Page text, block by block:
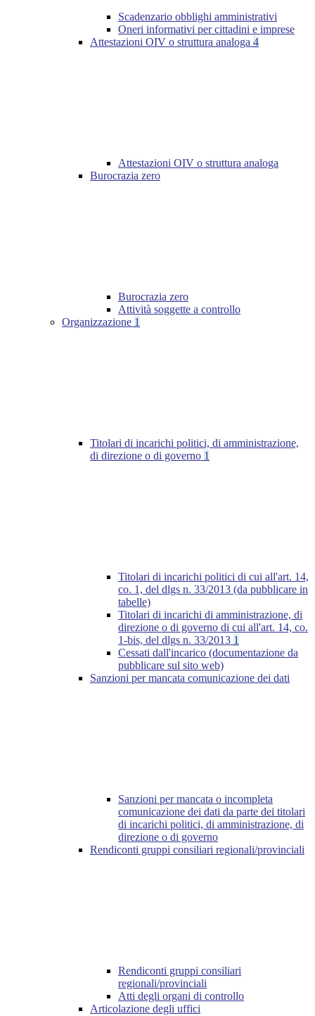
Scadenzario obblighi amministrativi
Oneri informativi per cittadini e imprese
Attestazioni OIV o struttura analoga 4
Attestazioni OIV o struttura analoga
Burocrazia zero
Burocrazia zero
Attività soggette a controllo
Organizzazione 1
Titolari di incarichi politici, di amministrazione,
di direzione o di governo 1
Titolari di incarichi politici di cui all'art. 14,
co. 1, del dlgs n. 33/2013 (da pubblicare in
tabelle)
Titolari di incarichi di amministrazione, di
direzione o di governo di cui all'art. 14, co.
1-bis, del dlgs n. 33/2013 1
Cessati dall'incarico (documentazione da
pubblicare sul sito web)
Sanzioni per mancata comunicazione dei dati
Sanzioni per mancata o incompleta
comunicazione dei dati da parte dei titolari
di incarichi politici, di amministrazione, di
direzione o di governo
Rendiconti gruppi consiliari regionali/provinciali
Rendiconti gruppi consiliari
regionali/provinciali
Atti degli organi di controllo
Articolazione degli uffici